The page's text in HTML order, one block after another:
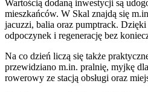
Wartością dodaną inwestycji są
mieszkańców. W Skal znajdą się
jacuzzi, balia oraz pumptrack.
odpoczynek i regenerację bez
Na co dzień liczą się także
przewidziano m.in. pralnię, myjkę
rowerowy ze stacją obsługi oraz